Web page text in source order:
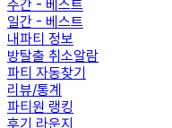
주간 - 베스트
일간 - 베스트
내파티 정보
방탈출 취소알람
파티 자동찾기
리뷰/통계
파티원 랭킹
후기 라운지